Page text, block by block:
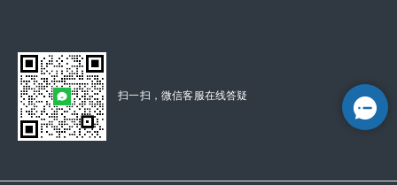
扫一扫，微信客服在线答疑